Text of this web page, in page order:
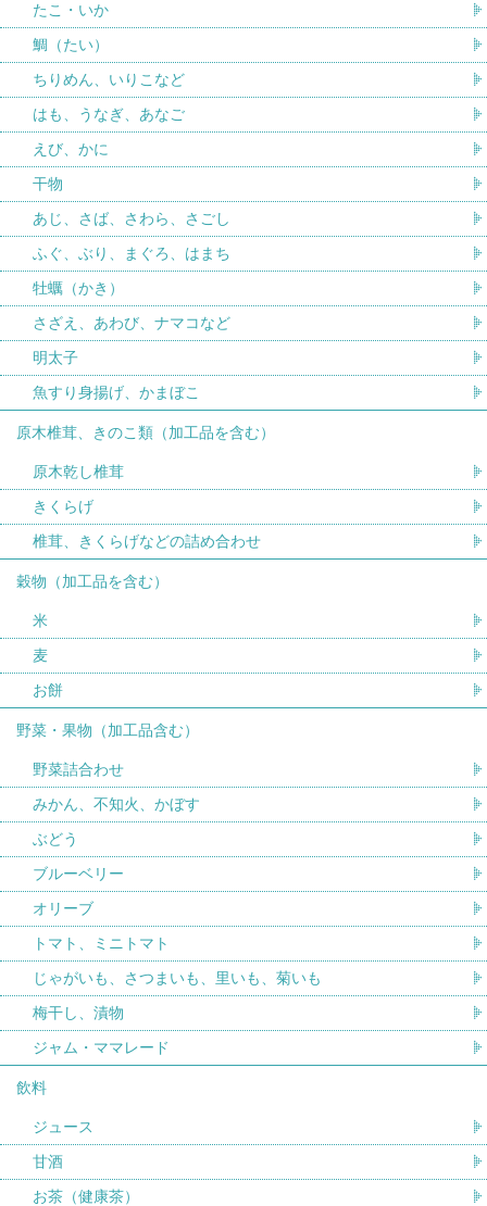
たこ・いか
鯛（たい）
ちりめん、いりこなど
はも、うなぎ、あなご
えび、かに
干物
あじ、さば、さわら、さごし
ふぐ、ぶり、まぐろ、はまち
牡蠣（かき）
さざえ、あわび、ナマコなど
明太子
魚すり身揚げ、かまぼこ
原木椎茸、きのこ類（加工品を含む）
原木乾し椎茸
きくらげ
椎茸、きくらげなどの詰め合わせ
穀物（加工品を含む）
米
麦
お餅
野菜・果物（加工品含む）
野菜詰合わせ
みかん、不知火、かぼす
ぶどう
ブルーベリー
オリーブ
トマト、ミニトマト
じゃがいも、さつまいも、里いも、菊いも
梅干し、漬物
ジャム・ママレード
飲料
ジュース
甘酒
お茶（健康茶）